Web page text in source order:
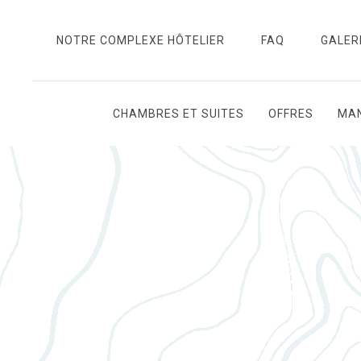
NOTRE COMPLEXE HÔTELIER FAQ
CHAMBRES ET SUITES OFFRES